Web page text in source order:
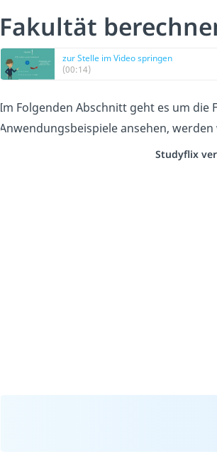
Fakultät
zur Stelle im Video springen
(00:14)
Im Folgenden Abschnitt geht es um die
Anwendungsbeispiele ansehen,
Studyflix